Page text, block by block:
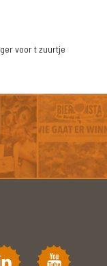
voor t zuurtje